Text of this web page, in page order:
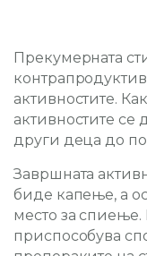
Прекумерната
активностите.
активностите
други деца до
Завршната
биде капење, а
место за спиење.
приспособува